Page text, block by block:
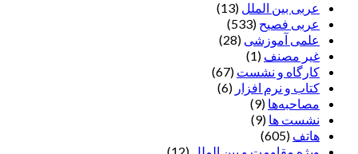
عربی بین الملل (13)
عربی فصیح (533)
علمی آموزشی (28)
غير مصنف (1)
کارگاه و نشست (67)
کتاب و نرم افزار (6)
مصاحبه‌ها (9)
نشست ها (9)
هاتف (605)